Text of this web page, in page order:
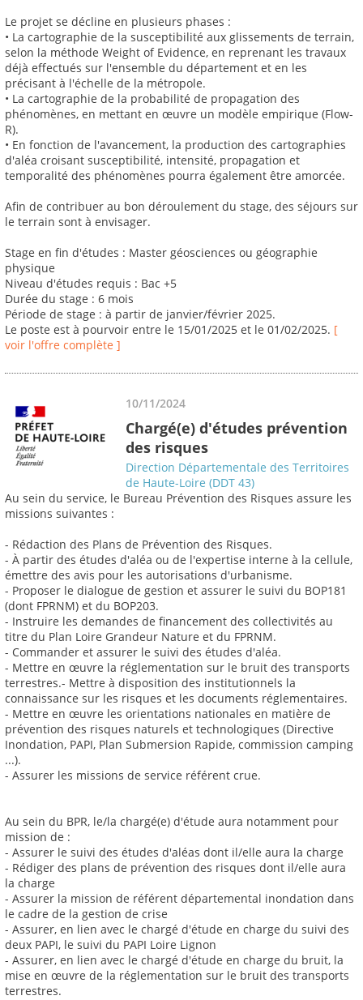
Le projet se décline en plusieurs phases :
• La cartographie de la susceptibilité aux glissements de terrain,
selon la méthode Weight of Evidence, en reprenant les travaux
déjà effectués sur l'ensemble du département et en les
précisant à l'échelle de la métropole.
• La cartographie de la probabilité de propagation des
phénomènes, en mettant en œuvre un modèle empirique (Flow-
R).
• En fonction de l'avancement, la production des cartographies
d'aléa croisant susceptibilité, intensité, propagation et
temporalité des phénomènes pourra également être amorcée.
Afin de contribuer au bon déroulement du stage, des séjours sur
le terrain sont à envisager.
Stage en fin d'études : Master géosciences ou géographie
physique
Niveau d'études requis : Bac +5
Durée du stage : 6 mois
Période de stage : à partir de janvier/février 2025.
Le poste est à pourvoir entre le 15/01/2025 et le 01/02/2025. [
voir l'offre complète ]
10/11/2024
Chargé(e) d'études prévention
des risques
Direction Départementale des Territoires
de Haute-Loire (DDT 43)
Au sein du service, le Bureau Prévention des Risques assure les
missions suivantes :
- Rédaction des Plans de Prévention des Risques.
- À partir des études d'aléa ou de l'expertise interne à la cellule,
émettre des avis pour les autorisations d'urbanisme.
- Proposer le dialogue de gestion et assurer le suivi du BOP181
(dont FPRNM) et du BOP203.
- Instruire les demandes de financement des collectivités au
titre du Plan Loire Grandeur Nature et du FPRNM.
- Commander et assurer le suivi des études d'aléa.
- Mettre en œuvre la réglementation sur le bruit des transports
terrestres.- Mettre à disposition des institutionnels la
connaissance sur les risques et les documents réglementaires.
- Mettre en œuvre les orientations nationales en matière de
prévention des risques naturels et technologiques (Directive
Inondation, PAPI, Plan Submersion Rapide, commission camping
...).
- Assurer les missions de service référent crue.
Au sein du BPR, le/la chargé(e) d'étude aura notamment pour
mission de :
- Assurer le suivi des études d'aléas dont il/elle aura la charge
- Rédiger des plans de prévention des risques dont il/elle aura
la charge
- Assurer la mission de référent départemental inondation dans
le cadre de la gestion de crise
- Assurer, en lien avec le chargé d'étude en charge du suivi des
deux PAPI, le suivi du PAPI Loire Lignon
- Assurer, en lien avec le chargé d'étude en charge du bruit, la
mise en œuvre de la réglementation sur le bruit des transports
terrestres.